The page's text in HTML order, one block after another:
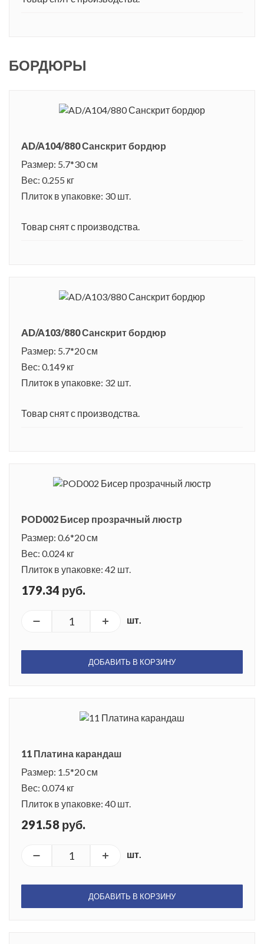
БОРДЮРЫ
AD/A104/880 Санскрит бордюр
Размер: 5.7*30 см
Вес: 0.255 кг
Плиток в упаковке: 30 шт.
Товар снят с производства.
AD/A103/880 Санскрит бордюр
Размер: 5.7*20 см
Вес: 0.149 кг
Плиток в упаковке: 32 шт.
Товар снят с производства.
POD002 Бисер прозрачный люстр
Размер: 0.6*20 см
Вес: 0.024 кг
Плиток в упаковке: 42 шт.
179.34 руб.
шт.
ДОБАВИТЬ В КОРЗИНУ
11 Платина карандаш
Размер: 1.5*20 см
Вес: 0.074 кг
Плиток в упаковке: 40 шт.
291.58 руб.
шт.
ДОБАВИТЬ В КОРЗИНУ